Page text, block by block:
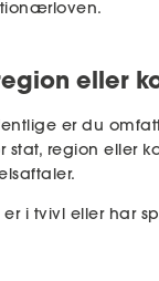
eller
er du
stat, region eller
er i tvivl eller har